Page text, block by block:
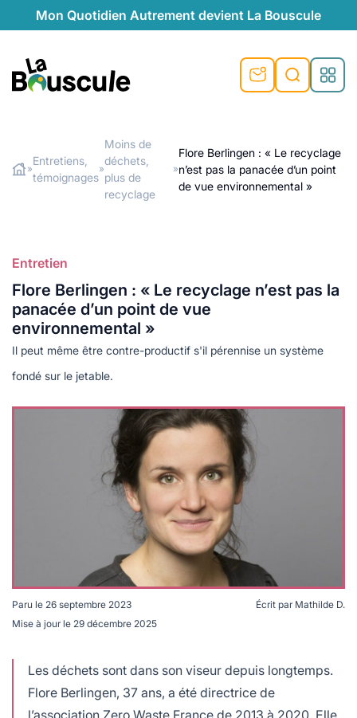
Mon Quotidien Autrement devient La Bouscule
et durable
végétariennes
plus de recyclage
naturel
de recyclage
saison
responsables
Rechercher
»
Entretiens,
témoignages
»
Moins de
déchets,
plus de
recyclage
»
Flore Berlingen : « Le recyclage
n’est pas la panacée d’un point
de vue environnemental »
Entretien
Flore Berlingen : « Le recyclage n’est pas la
panacée d’un point de vue
environnemental »
Il peut même être contre-productif s'il pérennise un système
fondé sur le jetable.
Pour Flore Berlingen, le recyclage est un "grand
Paru le 26 septembre 2023
Mise à jour le 29 décembre 2025
Écrit par Mathilde D.
Les déchets sont dans son viseur depuis longtemps.
Flore Berlingen, 37 ans, a été directrice de
l’association Zero Waste France de 2013 à 2020. Elle